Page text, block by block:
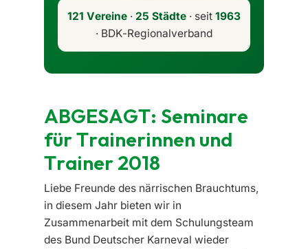
121 Vereine · 25 Städte · seit 1963
· BDK-Regionalverband
ABGESAGT: Seminare
für Trainerinnen und
Trainer 2018
Liebe Freunde des närrischen Brauchtums,
in diesem Jahr bieten wir in
Zusammenarbeit mit dem Schulungsteam
des Bund Deutscher Karneval wieder